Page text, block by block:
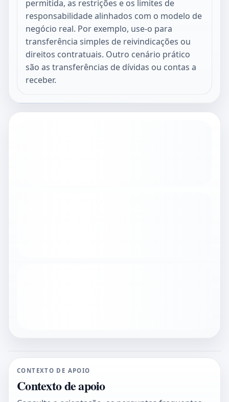
permitida, as restrições e os limites de
responsabilidade alinhados com o modelo de
negócio real. Por exemplo, use-o para
transferência simples de reivindicações ou
direitos contratuais. Outro cenário prático
são as transferências de dívidas ou contas a
receber.
CONTEXTO DE APOIO
Contexto de apoio